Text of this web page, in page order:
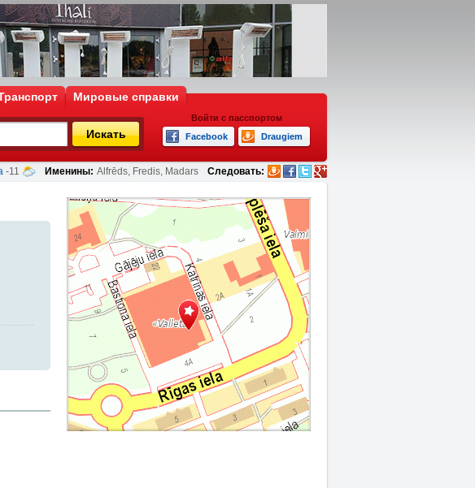
Мировые справки
Искать
Войти с пасспортом
Facebook
Draugiem
-11 Именины: Alfrēds, Fredis, Madars Следовать: